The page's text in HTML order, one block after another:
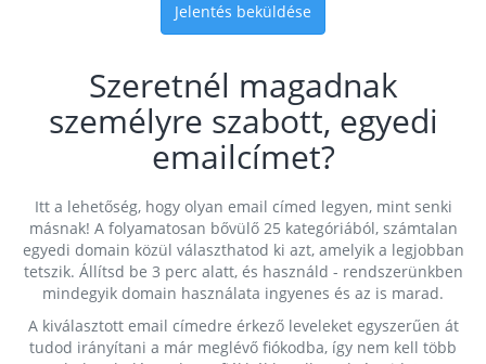
Jelentés beküldése
Szeretnél magadnak
személyre szabott, egyedi
emailcímet?
Itt a lehetőség, hogy olyan email címed legyen, mint senki
másnak! A folyamatosan bővülő 25 kategóriából, számtalan
egyedi domain közül választhatod ki azt, amelyik a legjobban
tetszik. Állítsd be 3 perc alatt, és használd - rendszerünkben
mindegyik domain használata ingyenes és az is marad.
A kiválasztott email címedre érkező leveleket egyszerűen át
tudod irányítani a már meglévő fiókodba, így nem kell több